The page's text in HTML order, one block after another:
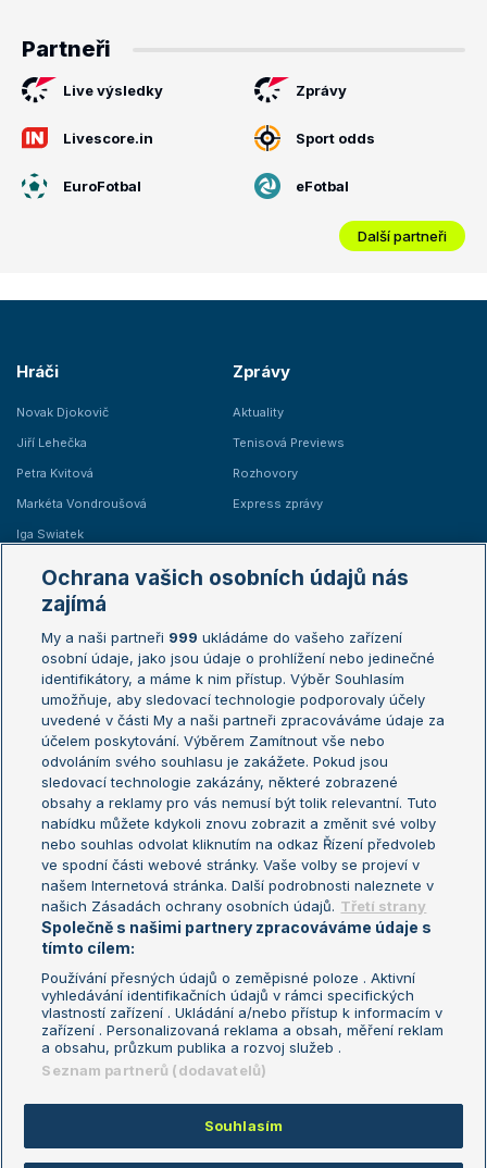
Partneři
Live výsledky Zprávy
Livescore.in Sport odds
EuroFotbal eFotbal
Další partneři
Hráči
Novak Djokovič
Jiří Lehečka
Petra Kvitová
Markéta Vondroušová
Iga Swiatek
Zprávy
Aktuality
Tenisová Previews
Rozhovory
Express zprávy
Žebříčky
Žebříček ATP (muži)
Žebříček WTA (ženy)
Sázkařský žebříček
Australian Open
French Open
Wimbledon
US Open
Turnaj mistrů
Turnaj mistryň
Aktualní trendy
Fotbalové přestupy
Livesport Daily
LS Prague Open
Podmínky užití
Nastavení soukromí
GDPR a žurnalistika
Reklama
Kontakt
Informace o zpracování osobních
údajů
Copyright © 2008-2026 TenisPortal.cz. Využíváme zpravodajství ČTK.
Ochrana vašich osobních údajů nás
zajímá
My a naši partneři 999 ukládáme do vašeho zařízení
osobní údaje, jako jsou údaje o prohlížení nebo jedinečné
identifikátory, a máme k nim přístup. Výběr Souhlasím
umožňuje, aby sledovací technologie podporovaly účely
uvedené v části My a naši partneři zpracováváme údaje za
účelem poskytování. Výběrem Zamítnout vše nebo
odvoláním svého souhlasu je zakážete. Pokud jsou
sledovací technologie zakázány, některé zobrazené
obsahy a reklamy pro vás nemusí být tolik relevantní. Tuto
nabídku můžete kdykoli znovu zobrazit a změnit své volby
nebo souhlas odvolat kliknutím na odkaz Řízení předvoleb
ve spodní části webové stránky. Vaše volby se projeví v
našem Internetová stránka. Další podrobnosti naleznete v
našich Zásadách ochrany osobních údajů. Třetí strany
Společně s našimi partnery zpracováváme údaje s
tímto cílem:
Používání přesných údajů o zeměpisné poloze . Aktivní
vyhledávání identifikačních údajů v rámci specifických
vlastností zařízení . Ukládání a/nebo přístup k informacím v
zařízení . Personalizovaná reklama a obsah, měření reklam
a obsahu, průzkum publika a rozvoj služeb .
Seznam partnerů (dodavatelů)
Souhlasím